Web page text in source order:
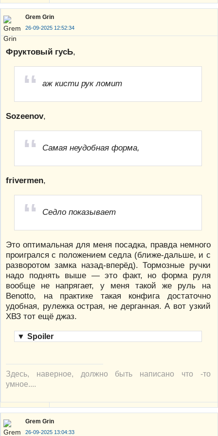
Grem Grin
26-09-2025 12:52:34
Фруктовый гусЬ,
аж кисти рук ломит
Sozeenov,
Самая неудобная форма,
frivermen,
Седло показывает
Это оптимальная для меня посадка, правда немного
проигрался с положением седла (ближе-дальше, и с
разворотом замка назад-вперёд). Тормозные ручки
надо поднять выше — это факт, но форма руля
вообще не напрягает, у меня такой же руль на
Benotto, на практике такая конфига достаточно
удобная, рулежка острая, не дерганная. А вот узкий
ХВЗ тот ещё джаз.
▼ Spoiler
Здесь, наверное, должно быть написано что -то
умное....
Grem Grin
26-09-2025 13:04:33